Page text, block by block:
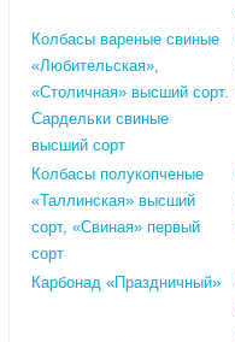
Колбасы вареные свиные
«Любительская»,
«Столичная» высший сорт.
Сардельки свиные
высший сорт
Колбасы полукопченые
«Таллинская» высший
сорт, «Свиная» первый
сорт
Карбонад «Праздничный»